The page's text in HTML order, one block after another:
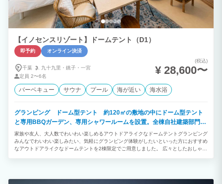
【イノセンスリゾート】ドームテント（D1）
即予約 オンライン決済
千葉 九十九里・ 銚子・ 一宮
定員 2〜6名
(税込)
¥ 28,600〜
バーベキュー サウナ プール 海が近い 海水浴
グランピング ドーム型テント 約120㎡の敷地の中にドーム型テント
と専用BBQガーデン、専用シャワールームを設置。全棟自社建築部門で
デザイン建築されたお洒落なお部屋です。
家族や友人、大人数でわいわい楽しめるアウトドアライクなドームテントグランピング
みんなでわいわい楽しみたい、気軽にグランピング体験がしたいといった方におすすめ
なアウトドアライクなドームテントを2棟限定でご用意しました。 広々としたおしゃれ